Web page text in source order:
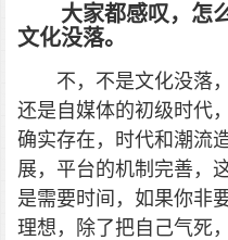
大家都感叹，怎
文化没落。
不，不是文化没落
还是自媒体的初级时代
确实存在，时代和潮流
展，平台的机制完善，
是需要时间，如果你非
理想，除了把自己气死